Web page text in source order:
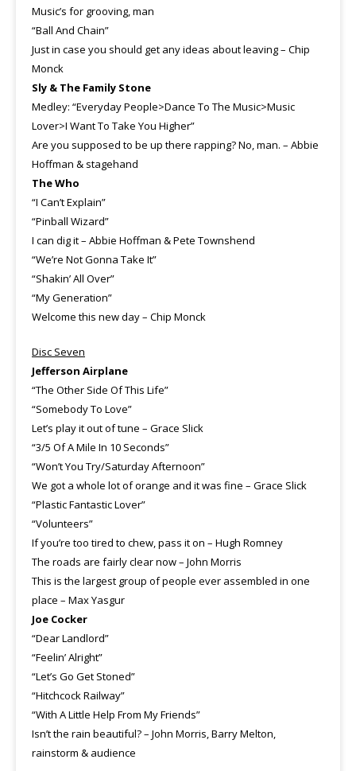
Music’s for grooving, man
“Ball And Chain”
Just in case you should get any ideas about leaving – Chip
Monck
Sly & The Family Stone
Medley: “Everyday People>Dance To The Music>Music
Lover>I Want To Take You Higher”
Are you supposed to be up there rapping? No, man. – Abbie
Hoffman & stagehand
The Who
“I Can’t Explain”
“Pinball Wizard”
I can dig it – Abbie Hoffman & Pete Townshend
“We’re Not Gonna Take It”
“Shakin’ All Over”
“My Generation”
Welcome this new day – Chip Monck
Disc Seven
Jefferson Airplane
“The Other Side Of This Life”
“Somebody To Love”
Let’s play it out of tune – Grace Slick
“3/5 Of A Mile In 10 Seconds”
“Won’t You Try/Saturday Afternoon”
We got a whole lot of orange and it was fine – Grace Slick
“Plastic Fantastic Lover”
“Volunteers”
If you’re too tired to chew, pass it on – Hugh Romney
The roads are fairly clear now – John Morris
This is the largest group of people ever assembled in one
place – Max Yasgur
Joe Cocker
“Dear Landlord”
“Feelin’ Alright”
“Let’s Go Get Stoned”
“Hitchcock Railway”
“With A Little Help From My Friends”
Isn’t the rain beautiful? – John Morris, Barry Melton,
rainstorm & audience